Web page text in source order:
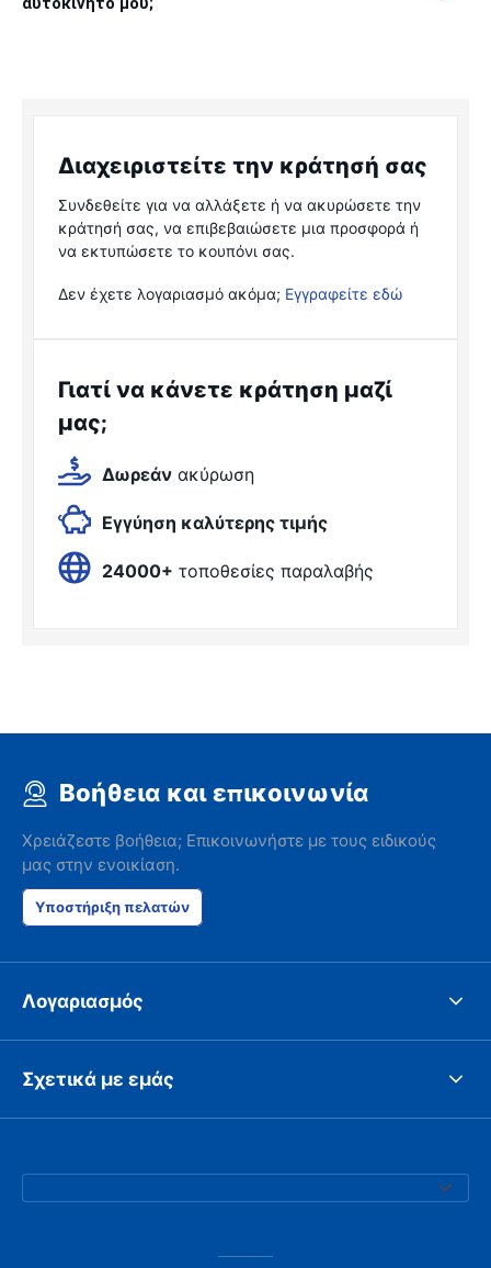
Διαχειριστείτε την κράτησή σας
Συνδεθείτε για να αλλάξετε ή να ακυρώσετε την
κράτησή σας, να επιβεβαιώσετε μια προσφορά ή
να εκτυπώσετε το κουπόνι σας.
Δεν έχετε λογαριασμό ακόμα; Εγγραφείτε εδώ
Γιατί να κάνετε κράτηση μαζί
μας;
Δωρεάν ακύρωση
Εγγύηση καλύτερης τιμής
24000+ τοποθεσίες παραλαβής
Βοήθεια και επικοινωνία
Χρειάζεστε βοήθεια; Επικοινωνήστε με τους ειδικούς
μας στην ενοικίαση.
Υποστήριξη πελατών
Λογαριασμός
Σχετικά με εμάς